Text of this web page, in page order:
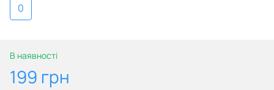
0
В наявності
199 грн